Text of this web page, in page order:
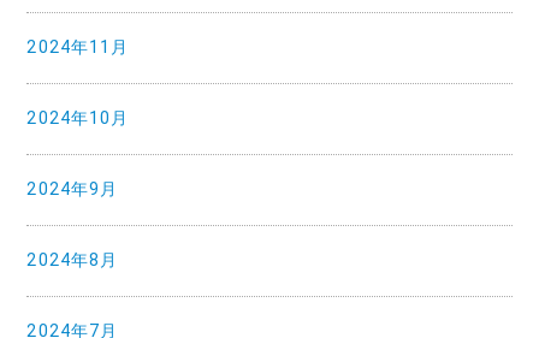
2024年11月
2024年10月
2024年9月
2024年8月
2024年7月